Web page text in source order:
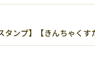
タンプ】【きんちゃく